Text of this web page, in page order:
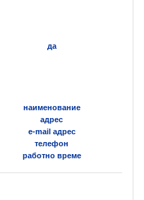
да
наименование
адрес
e-mail адрес
телефон
работно време